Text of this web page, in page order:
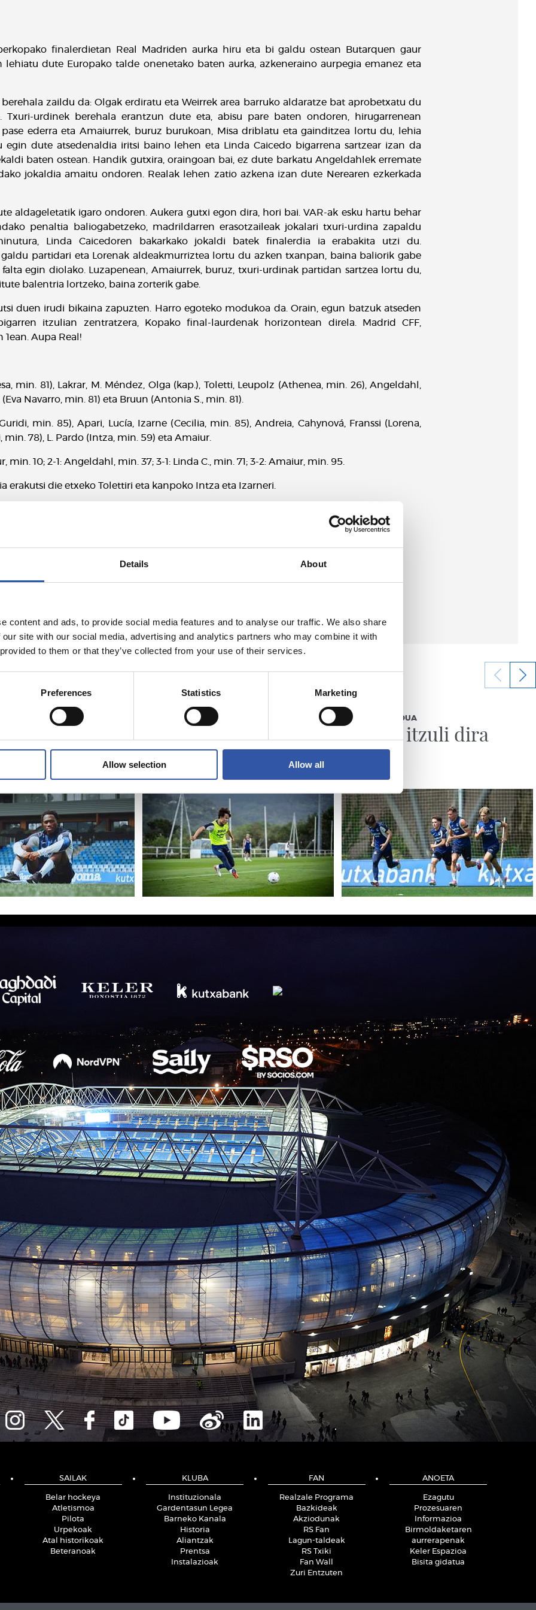
Details About
content and ads, to provide social media features and to analyse our traffic. We also share
site with our social media, advertising and analytics partners who may combine it with
to them or that they’ve collected from your use of their services.
Preferences Statistics Marketing
Allow selection Allow all
finalerdietan Real Madriden aurka hiru eta bi galdu ostean Butarquen gaur
lehiatu dute Europako talde onenetako baten aurka, azkeneraino aurpegia emanez eta
zaildu da: Olgak erdiratu eta Weirrek area barruko aldaratze bat aprobetxatu du
Txuri-urdinek berehala erantzun dute eta, abisu pare baten ondoren, hirugarrenean
ederra eta Amaiurrek, buruz burukoan, Misa driblatu eta gainditzea lortu du, lehia
egin dute atsedenaldia iritsi baino lehen eta Linda Caicedo bigarrena sartzear izan da
baten ostean. Handik gutxira, oraingoan bai, ez dute barkatu Angeldahlek erremate
jokaldia amaitu ondoren. Realak lehen zatio azkena izan dute Nerearen ezkerkada
aldageletatik igaro ondoren. Aukera gutxi egon dira, hori bai. VAR-ak esku hartu behar
penaltia baliogabetzeko, madrildarren erasotzaileak jokalari txuri-urdina zapaldu
Linda Caicedoren bakarkako jokaldi batek finalerdia ia erabakita utzi du.
partidari eta Lorenak aldeakmurriztea lortu du azken txanpan, baina baliorik gabe
egin diolako. Luzapenean, Amaiurrek, buruz, txuri-urdinak partidan sartzea lortu du,
balentria lortzeko, baina zorterik gabe.
duen irudi bikaina zapuzten. Harro egoteko modukoa da. Orain, egun batzuk atseden
itzulian zentratzera, Kopako final-laurdenak horizontean direla. Madrid CFF,
Aupa Real!
min. 81), Lakrar, M. Méndez, Olga (kap.), Toletti, Leupolz (Athenea, min. 26), Angeldahl,
Navarro, min. 81) eta Bruun (Antonia S., min. 81).
min. 85), Apari, Lucía, Izarne (Cecilia, min. 85), Andreia, Cahynová, Franssi (Lorena,
min. 78), L. Pardo (Intza, min. 59) eta Amaiur.
min. 10; 2-1: Angeldahl, min. 37; 3-1: Linda C., min. 71; 3-2: Amaiur, min. 95.
erakutsi die etxeko Tolettiri eta kanpoko Intza eta Izarneri.
asko egiten
alde”
ENTRENAMENDUA
Fintzen
ENTRENAMENDUA
Lanera itzuli dira
SAILAK
Belar hockeya
Atletismoa
Pilota
Urpekoak
Atal historikoak
Beteranoak
KLUBA
Instituzionala
Gardentasun Legea
Barneko Kanala
Historia
Aliantzak
Prentsa
Instalazioak
FAN
Realzale Programa
Bazkideak
Akziodunak
RS Fan
Lagun-taldeak
RS Txiki
Fan Wall
Zuri Entzuten
ANOETA
Ezagutu
Prozesuaren
Informazioa
Birmoldaketaren
aurrerapenak
Keler Espazioa
Bisita gidatua